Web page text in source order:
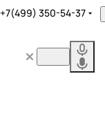
+7(499) 350-54-37